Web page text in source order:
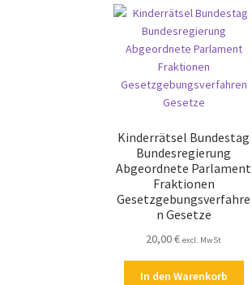
Kinderrätsel Bundestag
Bundesregierung
Abgeordnete Parlament
Fraktionen
Gesetzgebungsverfahre
n Gesetze
20,00€ excl. MwSt
In den Warenkorb